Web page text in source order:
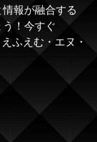
報が融合する
！今すぐ
ふえむ・エヌ・